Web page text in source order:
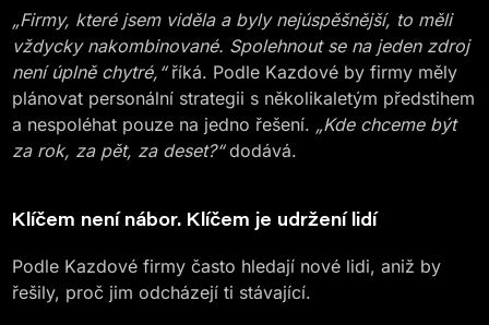
„Firmy, které jsem viděla a byly nejúspěšnější, to měli
vždycky nakombinované. Spolehnout se na jeden zdroj
není úplně chytré,“říká. Podle Kazdové by firmy měly
plánovat personální strategii s několikaletým předstihem
a nespoléhat pouze na jedno řešení. „Kde chceme být
za rok, za pět, za deset?“dodává.
Klíčem není nábor. Klíčem je udržení lidí
Podle Kazdové firmy často hledají nové lidi, aniž by
řešily, proč jim odcházejí ti stávající.